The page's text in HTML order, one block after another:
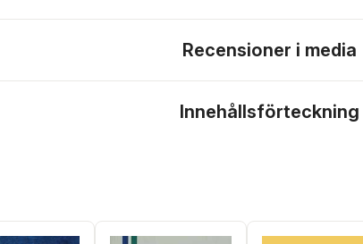
Recensioner i media
Innehållsförteckning